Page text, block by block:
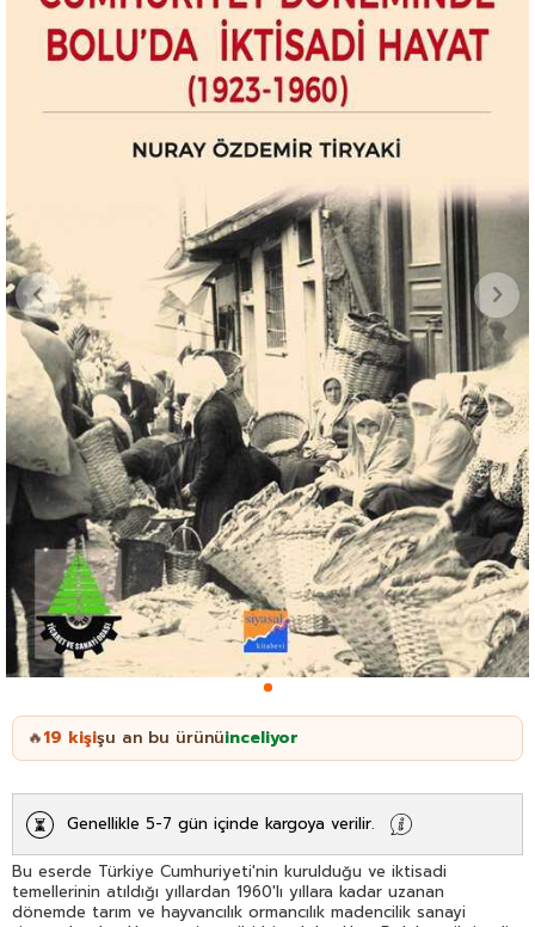
🔥19 kişişu an bu ürünüinceliyor
Genellikle 5-7 gün içinde kargoya verilir.
Bu eserde Türkiye Cumhuriyeti'nin kurulduğu ve iktisadi
temellerinin atıldığı yıllardan 1960'lı yıllara kadar uzanan
dönemde tarım ve hayvancılık ormancılık madencilik sanayi